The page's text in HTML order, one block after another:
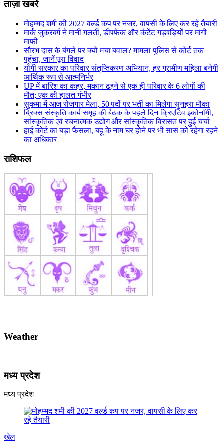
ताज़ा खबरें
मोहम्मद शमी की 2027 वर्ल्ड कप पर नजर, वापसी के लिए कर रहे तैयारी
मार्क जुकरबर्ग ने मानी गलती, डीपफेक और कंटेंट गड़बड़ियों पर मांगी
माफी
सौरभ दास के बंगले पर क्यों मचा बवाल? मामला पुलिस से कोर्ट तक
पहुंचा, जानें पूरा विवाद
योगी सरकार का परिवार संतृप्तिकरण अभियान, हर ग्रामीण महिला बनेगी
आर्थिक रूप से आत्मनिर्भर
UP में बारिश का कहर, मकान ढहने से एक ही परिवार के 6 लोगों की
मौत; एक की हालत गंभीर
सुकमा में आज रोजगार मेला, 50 पदों पर भर्ती का मिलेगा सुनहरा मौका
ब्रिक्स संस्कृति कार्य समूह की बैठक के पहले दिन क्रिएटिव इकोनॉमी,
सांस्कृतिक एवं रचनात्मक उद्योग और सांस्कृतिक विरासत पर हुई चर्चा
हाई कोर्ट का बड़ा फैसला, बहू के नाम घर होने पर भी सास को रहेगा रहने
का अधिकार
राशिफल
Weather
मध्य प्रदेश
मध्य प्रदेश
खेल